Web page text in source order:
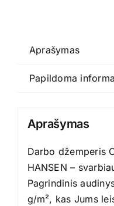
OXFORD
HELLY
Aprašymas
Papildoma
Aprašymas
Darbo džemperis
HANSEN –
Pagrindinis
g/m², kas Jums